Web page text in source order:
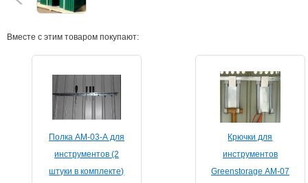
Вместе с этим товаром покупают:
Полка АМ-03-А для
инструментов (2
штуки в комплекте)
Крючки для
инструментов
Greenstorage АМ-07